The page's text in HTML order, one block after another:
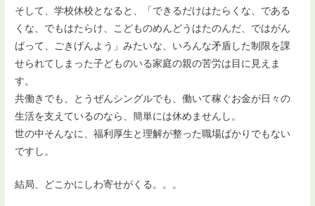
そして、学校休校となると、「できるだけはたらくな、である
くな、でもはたらけ、こどものめんどうはたのんだ、ではがん
ばって、ごきげんよう」みたいな、いろんな矛盾した制限を課
せられてしまった子どものいる家庭の親の苦労は目に見えま
す。
共働きでも、とうぜんシングルでも、働いて稼ぐお金が日々の
生活を支えているのなら、簡単には休めませんし。
世の中そんなに、福利厚生と理解が整った職場ばかりでもない
ですし。
結局、どこかにしわ寄せがくる。。。